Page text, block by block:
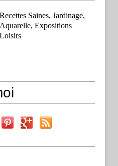
Recettes Saines, Jardinage,
Aquarelle, Expositions
Loisirs